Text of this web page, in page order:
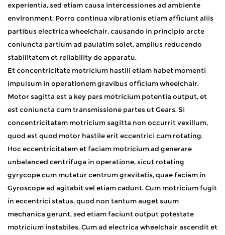
experientia, sed etiam causa intercessiones ad ambiente
environment. Porro continua vibrationis etiam afficiunt aliis
partibus electrica wheelchair, causando in principio arcte
coniuncta partium ad paulatim solet, amplius reducendo
stabilitatem et reliability de apparatu. ​
Et concentricitate motricium hastili etiam habet momenti
impulsum in operationem gravibus officium wheelchair.
Motor sagitta est a key pars motricium potentia output, et
est coniuncta cum transmissione partes ut Gears. Si
concentricitatem motricium sagitta non occurrit vexillum,
quod est quod motor hastile erit eccentrici cum rotating.
Hoc eccentricitatem et faciam motricium ad generare
unbalanced centrifuga in operatione, sicut rotating
gyrycope cum mutatur centrum gravitatis, quae faciam in
Gyroscope ad agitabit vel etiam cadunt. Cum motricium fugit
in eccentrici status, quod non tantum auget suum
mechanica gerunt, sed etiam faciunt output potestate
motricium instabiles. Cum ad electrica wheelchair ascendit et